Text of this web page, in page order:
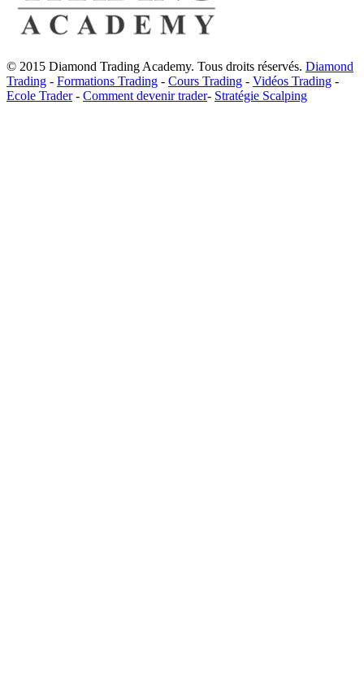
© 2015 Diamond Trading Academy. Tous droits réservés. Diamond
Trading - Formations Trading - Cours Trading - Vidéos Trading -
Ecole Trader- Comment devenir trader- Stratégie Scalping